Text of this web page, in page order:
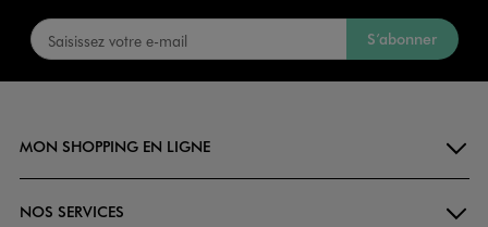
S’abonner
MON SHOPPING EN LIGNE
NOS SERVICES